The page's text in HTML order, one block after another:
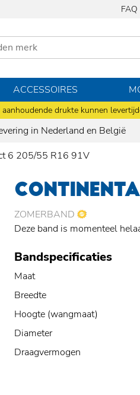
drukte kunnen
FAQ
ACCESSOIRES
in Nederland en België
6 205/55 R16 91V
ZOMERBAND
Deze band is momenteel
Bandspecificaties
Maat
Breedte
Hoogte (wangmaat)
Diameter
Draagvermogen